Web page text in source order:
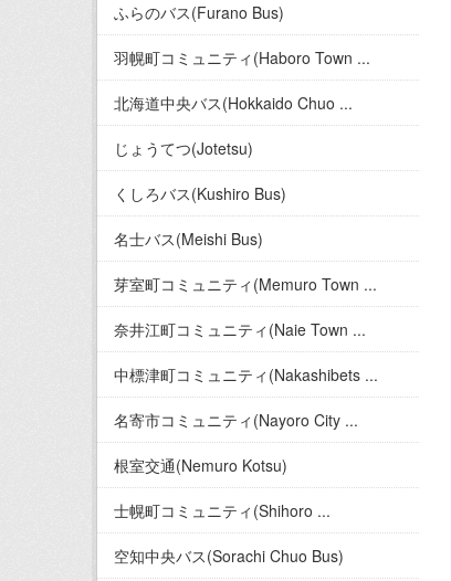
ふらのバス(Furano Bus)
羽幌町コミュニティ(Haboro Town ...
北海道中央バス(Hokkaido Chuo ...
じょうてつ(Jotetsu)
くしろバス(Kushiro Bus)
名士バス(Meishi Bus)
芽室町コミュニティ(Memuro Town ...
奈井江町コミュニティ(Naie Town ...
中標津町コミュニティ(Nakashibets ...
名寄市コミュニティ(Nayoro City ...
根室交通(Nemuro Kotsu)
士幌町コミュニティ(Shihoro ...
空知中央バス(Sorachi Chuo Bus)